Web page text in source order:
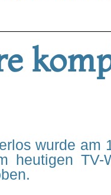
wurde
heutigen